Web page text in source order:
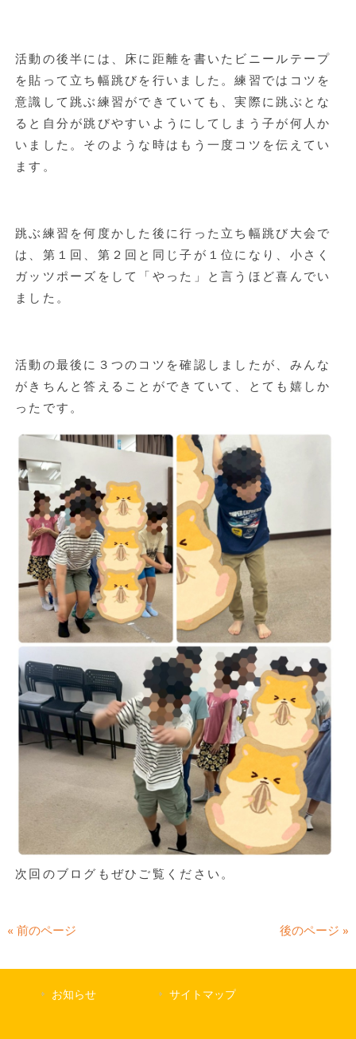
活動の後半には、床に距離を書いたビニールテープ
を貼って立ち幅跳びを行いました。練習ではコツを
意識して跳ぶ練習ができていても、実際に跳ぶとな
ると自分が跳びやすいようにしてしまう子が何人か
いました。そのような時はもう一度コツを伝えてい
ます。
跳ぶ練習を何度かした後に行った立ち幅跳び大会で
は、第１回、第２回と同じ子が１位になり、小さく
ガッツポーズをして「やった」と言うほど喜んでい
ました。
活動の最後に３つのコツを確認しましたが、みんな
がきちんと答えることができていて、とても嬉しか
ったです。
次回のブログもぜひご覧ください。
« 前のページ 後のページ »
お知らせ サイトマップ